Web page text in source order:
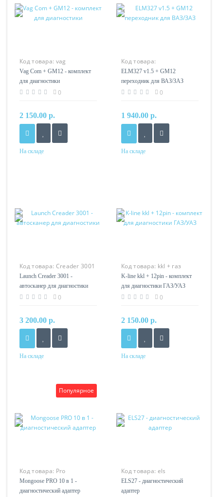
Код товара: vag
com+gm12
Vag Com + GM12 - комплект
для диагностики
0
2 150.00 р.
На складе
Код товара:
ELM327+GM12
ELM327 v1.5 + GM12
переходник для ВАЗ/ЗАЗ
0
1 940.00 р.
На складе
Код товара: Creader 3001
Launch Creader 3001 -
автосканер для диагностики
0
3 200.00 р.
На складе
Код товара: kkl + газ
12pin
K-line kkl + 12pin - комплект
для диагностики ГАЗ/УАЗ
0
2 150.00 р.
На складе
Популярное
Код товара: Pro
Mongoose PRO 10 в 1 -
диагностический адаптер
Код товара: els
ELS27 - диагностический
адаптер